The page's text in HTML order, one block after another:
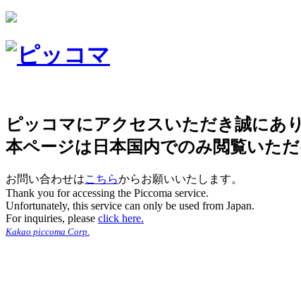
ピッコマにアクセスいただき誠にあ
本ページは日本国内でのみ閲覧いただ
お問い合わせはこちらからお願いいたします。
Thank you for accessing the Piccoma service.
Unfortunately, this service can only be used from Japan.
For inquiries, please click here.
Kakao piccoma Corp.